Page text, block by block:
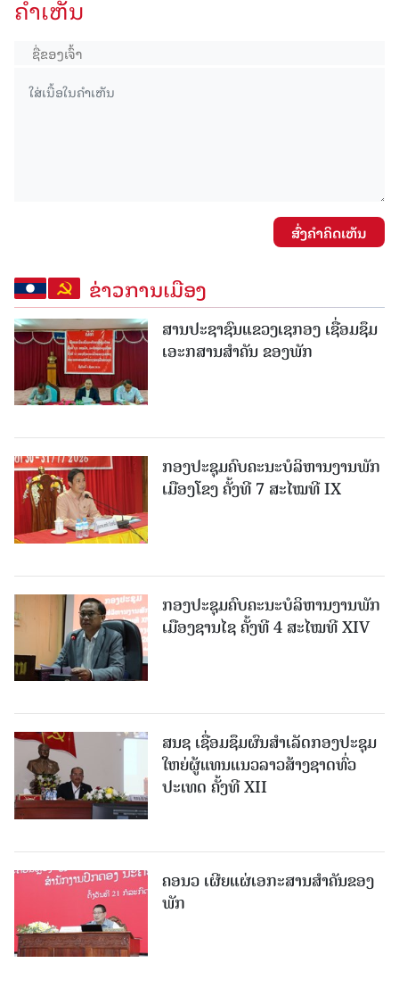
ຄໍາເຫັນ
ສົ່ງຄໍາຄິດເຫັນ
ຂ່າວການເມືອງ
ສານປະຊາຊົນແຂວງເຊກອງ ເຊື່ອມຊຶມ
ເອະກສານສໍາຄັນ ຂອງພັກ
ກອງປະຊຸມຄົບຄະນະບໍລິຫານງານພັກ
ເມືອງໂຂງ ຄັ້ງທີ 7 ສະໄໝທີ IX
ກອງປະຊຸມຄົບຄະນະບໍລິຫານງານພັກ
ເມືອງຊານ​ໄຊ ຄັ້ງທີ 4 ສະໄໝທີ XIV
ສນຊ ເຊື່ອມຊຶມຜົນສໍາເລັດກອງປະຊຸມ
ໃຫຍ່ຜູ້ແທນແນວລາວສ້າງຊາດທົ່ວ
ປະເທດ ຄັ້ງທີ XII
ຄອນວ ເຜີຍແຜ່ເອກະສານສໍາຄັນຂອງ
ພັກ